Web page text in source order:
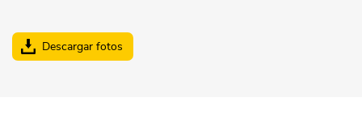
Descargar fotos